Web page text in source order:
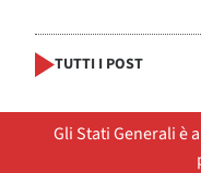
TUTTI I POST
Gli Stati Generali è